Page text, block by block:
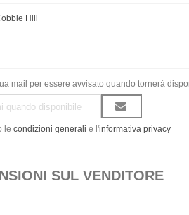
Hill
mail per essere avvisato quando tornerà
le condizioni generali e l'informativa privacy
SUL VENDITORE